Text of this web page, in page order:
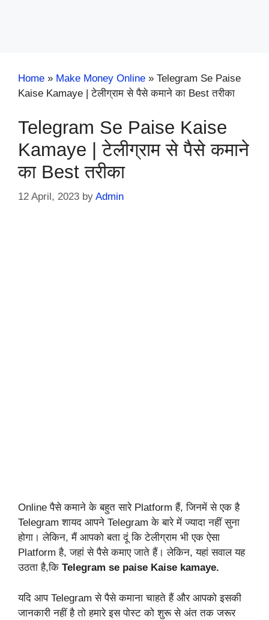
Home » Make Money Online » Telegram Se Paise
Kaise Kamaye | टेलीग्राम से पैसे कमाने का Best तरीका
Telegram Se Paise Kaise
Kamaye | टेलीग्राम से पैसे कमाने
का Best तरीका
12 April, 2023 by Admin
Online पैसे कमाने के बहुत सारे Platform हैं, जिनमें से एक है
Telegram शायद आपने Telegram के बारे में ज्यादा नहीं सुना
होगा। लेकिन, मैं आपको बता दूं कि टेलीग्राम भी एक ऐसा
Platform है, जहां से पैसे कमाए जाते हैं। लेकिन, यहां सवाल यह
उठता है,कि Telegram se paise Kaise kamaye.
यदि आप Telegram से पैसे कमाना चाहते हैं और आपको इसकी
जानकारी नहीं है तो हमारे इस पोस्ट को शुरू से अंत तक जरूर